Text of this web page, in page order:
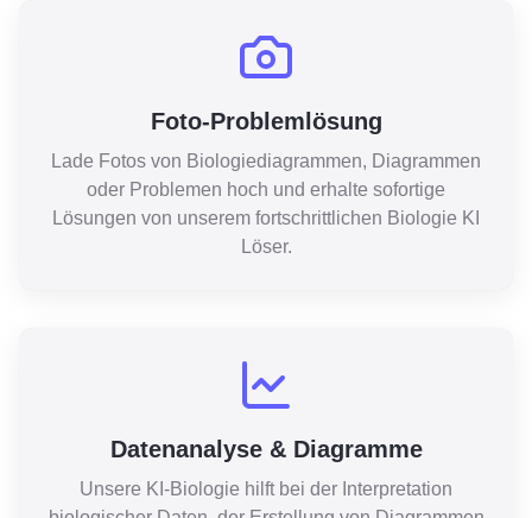
Foto-Problemlösung
Lade Fotos von Biologiediagrammen, Diagrammen
oder Problemen hoch und erhalte sofortige
Lösungen von unserem fortschrittlichen Biologie KI
Löser.
Datenanalyse & Diagramme
Unsere KI-Biologie hilft bei der Interpretation